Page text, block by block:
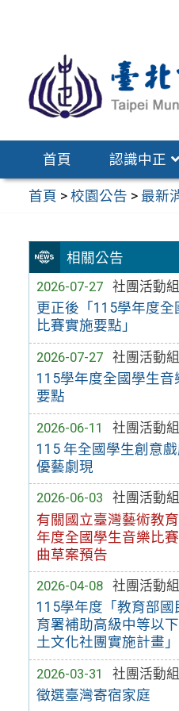
區
首頁 認識中正
首頁 >校園公告 > 最新
相關公告
2026-07-27
社團活動組
更正後「115學年度全
比賽實施要點」
2026-07-27
社團活動組
115學年度全國學生音
要點
2026-06-11
社團活動組
115 年全國學生創意
優藝劇現
2026-06-03
社團活動組
有關國立臺灣藝術教
年度全國學生音樂比
曲草案預告
2026-04-08
社團活動組
115學年度「教育部國
育署補助高級中等以
土文化社團實施計畫
2026-03-31
社團活動組
徵選臺灣寄宿家庭